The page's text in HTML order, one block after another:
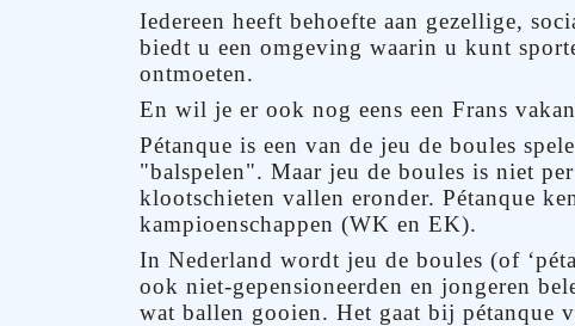
Iedereen heeft behoefte aan gezellige,
biedt u een omgeving waarin u kunt
ontmoeten.
En wil je er ook nog eens een Frans
Pétanque is een van de jeu de boules
"balspelen". Maar jeu de boules is niet
klootschieten vallen eronder. Pétanque
kampioenschappen (WK en EK).
In Nederland wordt jeu de boules (of
ook niet-gepensioneerden en jongeren
wat ballen gooien. Het gaat bij pétanque